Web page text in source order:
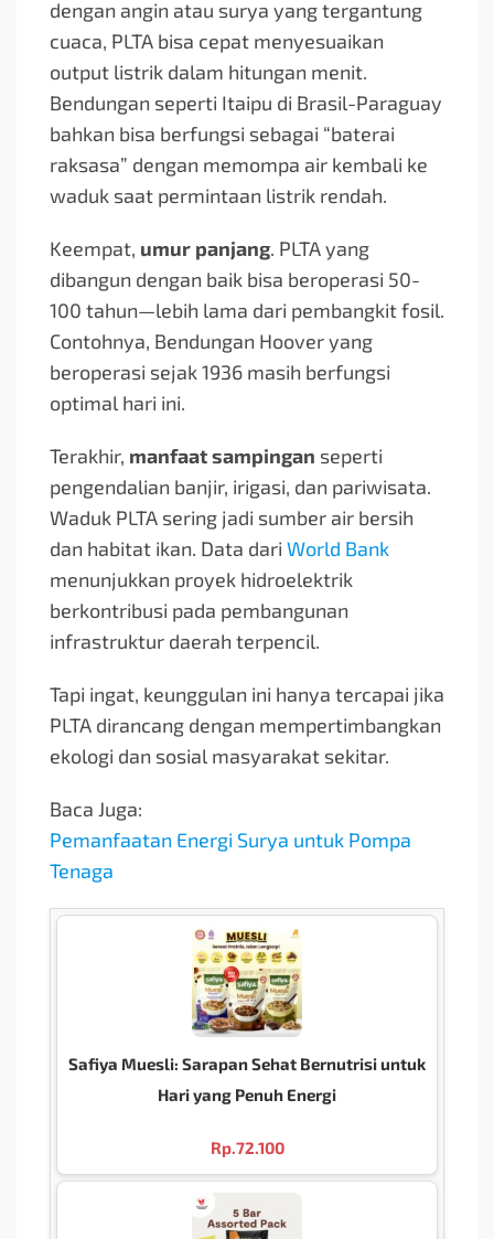
dengan angin atau surya yang tergantung
cuaca, PLTA bisa cepat menyesuaikan
output listrik dalam hitungan menit.
Bendungan seperti Itaipu di Brasil-Paraguay
bahkan bisa berfungsi sebagai “baterai
raksasa” dengan memompa air kembali ke
waduk saat permintaan listrik rendah.
Keempat, umur panjang. PLTA yang
dibangun dengan baik bisa beroperasi 50-
100 tahun—lebih lama dari pembangkit fosil.
Contohnya, Bendungan Hoover yang
beroperasi sejak 1936 masih berfungsi
optimal hari ini.
Terakhir, manfaat sampingan seperti
pengendalian banjir, irigasi, dan pariwisata.
Waduk PLTA sering jadi sumber air bersih
dan habitat ikan. Data dari World Bank
menunjukkan proyek hidroelektrik
berkontribusi pada pembangunan
infrastruktur daerah terpencil.
Tapi ingat, keunggulan ini hanya tercapai jika
PLTA dirancang dengan mempertimbangkan
ekologi dan sosial masyarakat sekitar.
Baca Juga:
Pemanfaatan Energi Surya untuk Pompa
Tenaga
Safiya Muesli: Sarapan Sehat Bernutrisi untuk
Hari yang Penuh Energi
Rp.72.100